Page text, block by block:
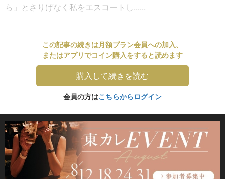
ら」とさりげなく私をエスコートし......
この記事の続きは月額プラン会員への加入、
またはアプリでコイン購入をすると読めます
購入して続きを読む
会員の方はこちらからログイン